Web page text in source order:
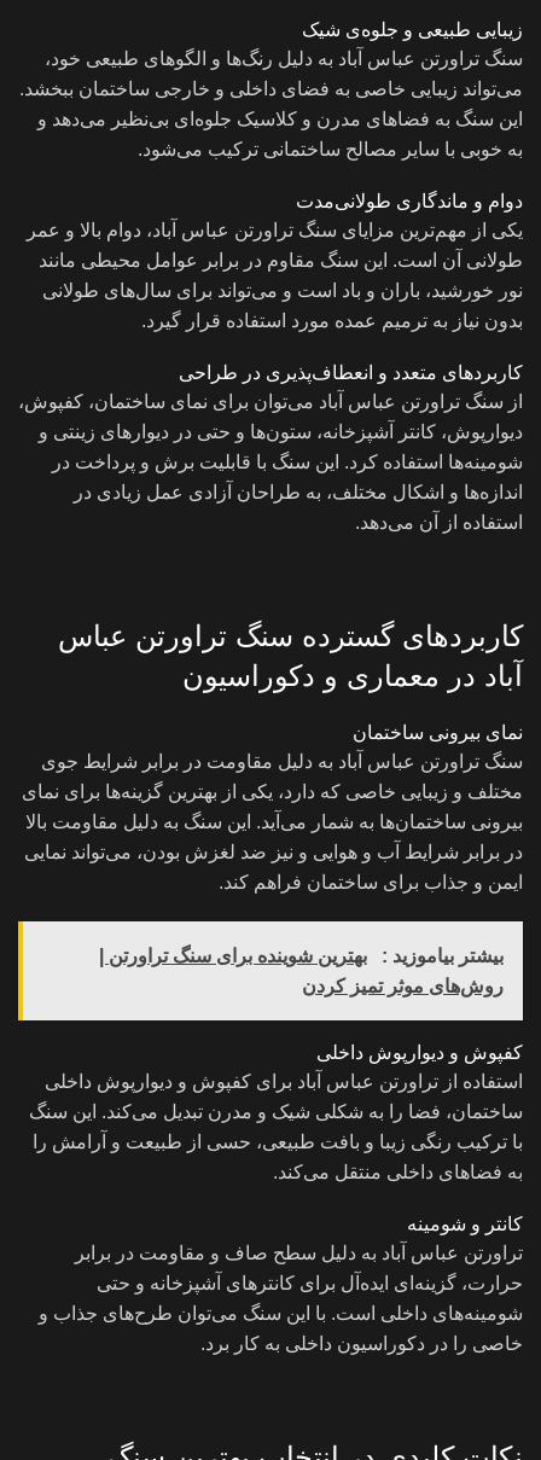
زیبایی طبیعی و جلوه‌ی شیک
سنگ تراورتن عباس آباد به دلیل رنگ‌ها و الگوهای طبیعی خود،
می‌تواند زیبایی خاصی به فضای داخلی و خارجی ساختمان ببخشد.
این سنگ به فضاهای مدرن و کلاسیک جلوه‌ای بی‌نظیر می‌دهد و
به خوبی با سایر مصالح ساختمانی ترکیب می‌شود.
دوام و ماندگاری طولانی‌مدت
یکی از مهم‌ترین مزایای سنگ تراورتن عباس آباد، دوام بالا و عمر
طولانی آن است. این سنگ مقاوم در برابر عوامل محیطی مانند
نور خورشید، باران و باد است و می‌تواند برای سال‌های طولانی
بدون نیاز به ترمیم عمده مورد استفاده قرار گیرد.
کاربردهای متعدد و انعطاف‌پذیری در طراحی
از سنگ تراورتن عباس آباد می‌توان برای نمای ساختمان، کفپوش،
دیوارپوش، کانتر آشپزخانه، ستون‌ها و حتی در دیوارهای زینتی و
شومینه‌ها استفاده کرد. این سنگ با قابلیت برش و پرداخت در
اندازه‌ها و اشکال مختلف، به طراحان آزادی عمل زیادی در
استفاده از آن می‌دهد.
کاربردهای گسترده سنگ تراورتن عباس
آباد در معماری و دکوراسیون
نمای بیرونی ساختمان
سنگ تراورتن عباس آباد به دلیل مقاومت در برابر شرایط جوی
مختلف و زیبایی خاصی که دارد، یکی از بهترین گزینه‌ها برای نمای
بیرونی ساختمان‌ها به شمار می‌آید. این سنگ به دلیل مقاومت بالا
در برابر شرایط آب و هوایی و نیز ضد لغزش بودن، می‌تواند نمایی
ایمن و جذاب برای ساختمان فراهم کند.
بیشتر بیاموزید :
بهترین شوینده برای سنگ تراورتن |
روش‌های موثر تمیز کردن
کفپوش و دیوارپوش داخلی
استفاده از تراورتن عباس آباد برای کفپوش و دیوارپوش داخلی
ساختمان، فضا را به شکلی شیک و مدرن تبدیل می‌کند. این سنگ
با ترکیب رنگی زیبا و بافت طبیعی، حسی از طبیعت و آرامش را
به فضاهای داخلی منتقل می‌کند.
کانتر و شومینه
تراورتن عباس آباد به دلیل سطح صاف و مقاومت در برابر
حرارت، گزینه‌ای ایده‌آل برای کانترهای آشپزخانه و حتی
شومینه‌های داخلی است. با این سنگ می‌توان طرح‌های جذاب و
خاصی را در دکوراسیون داخلی به کار برد.